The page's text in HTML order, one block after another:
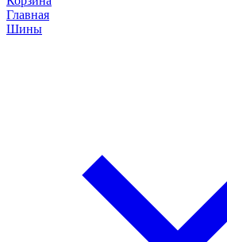
Главная
Шины